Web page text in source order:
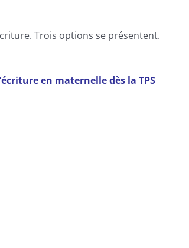
Trois options se présentent.
en maternelle dès la TPS